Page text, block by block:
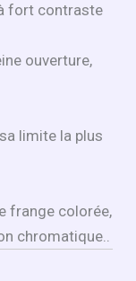
fort contraste
ouverture,
limite la plus
frange colorée,
chromatique..